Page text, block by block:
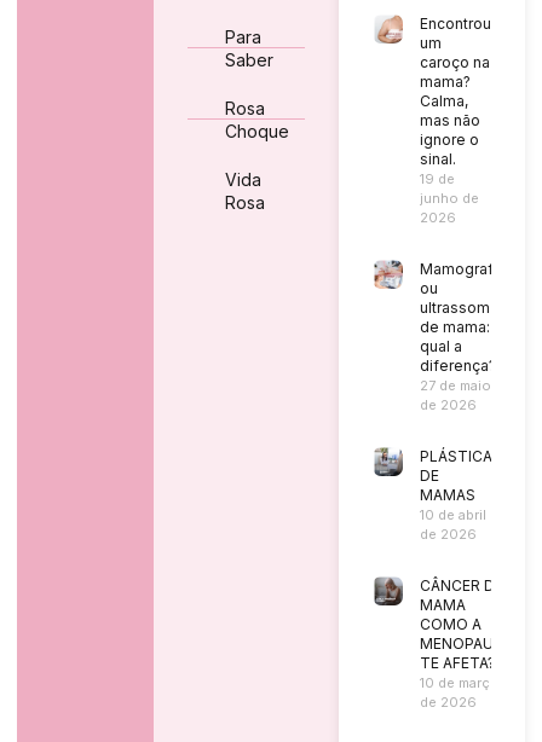
Para
Saber
Rosa
Choque
Vida
Rosa
Encontrou
um
caroço na
mama?
Calma,
mas não
ignore o
sinal.
19 de
junho de
2026
Mamografia
ou
ultrassom
de mama:
qual a
diferença?
27 de maio
de 2026
PLÁSTICA
DE
MAMAS
10 de abril
de 2026
CÂNCER DE
MAMA
COMO A
MENOPAUSA
TE AFETA?
10 de março
de 2026